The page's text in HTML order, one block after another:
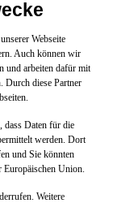
Webseite
Auch können wir
und arbeiten dafür mit
Durch diese Partner
dass Daten für die
werden. Dort
und Sie könnten
Europäischen Union.
Weitere